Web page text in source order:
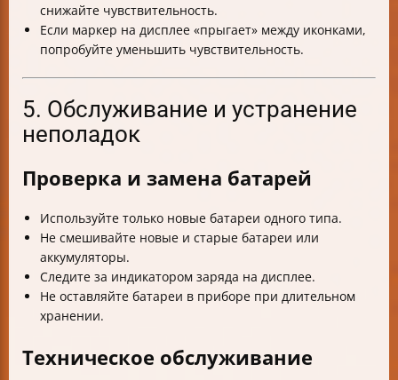
снижайте чувствительность.
Если маркер на дисплее «прыгает» между иконками,
попробуйте уменьшить чувствительность.
5. Обслуживание и устранение
неполадок
Проверка и замена батарей
Используйте только новые батареи одного типа.
Не смешивайте новые и старые батареи или
аккумуляторы.
Следите за индикатором заряда на дисплее.
Не оставляйте батареи в приборе при длительном
хранении.
Техническое обслуживание